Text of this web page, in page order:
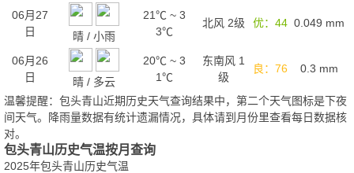
06月27
日
晴/ 小雨
21℃ ~ 3
3℃
北风 2级 优：44 0.049 mm
06月26
日
晴/ 多云
20℃ ~ 3
1℃
东南风 1
级
良：76 0.3 mm
温馨提醒：包头青山近期历史天气查询结果中，第二个天气图标是下夜
间天气。降雨量数据有统计遗漏情况，具体请到月份里查看每日数据核
对。
包头青山历史气温按月查询
2025年包头青山历史气温